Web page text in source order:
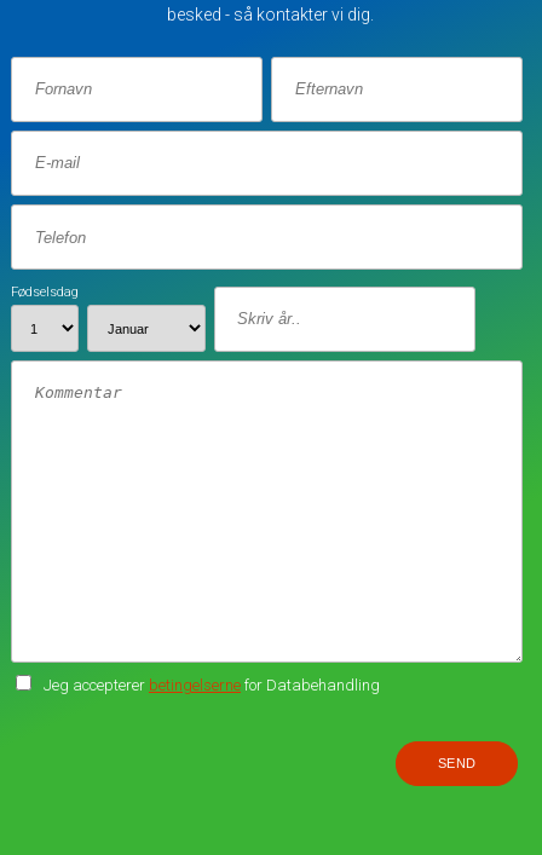
besked - så kontakter vi dig.
Fødselsdag
Jeg accepterer betingelsernefor Databehandling